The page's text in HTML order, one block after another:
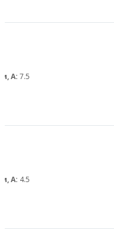
А: 7.5
А: 4.5